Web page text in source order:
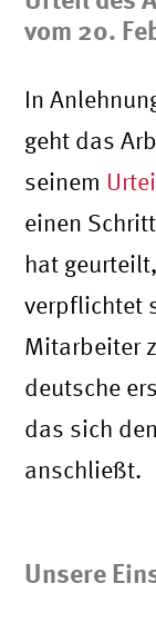
vom 20.
In
geht das
seinem
einen
hat
verpflichtet
Mitarbeiter
deutsche
das sich
anschließt.
Unsere